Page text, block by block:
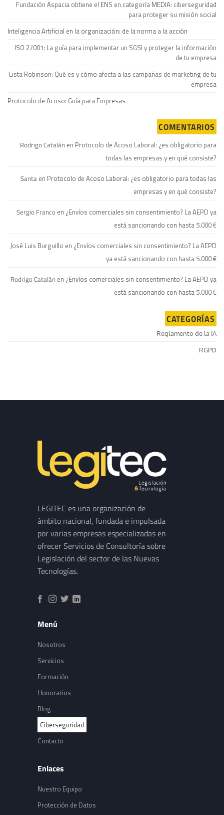
Fundación Aspacia obtiene el ENS en categoría MEDIA: ciberseguridad
para proteger su misión social
Inteligencia Artificial en la organización: de la norma a la acción
ISO 27001: La guía para implementar un SGSI y proteger la información
de tu empresa
Lista Robinson: Qué es y cómo afecta a las campañas de marketing de tu
empresa
Protocolo de Acoso: Guía para Empresas
COMENTARIOS
Rodrigo Catalán en Protocolo de Acoso Laboral: ¿es obligatorio para
todas las empresas y en qué consiste?
Santa en Protocolo de Acoso Laboral: ¿es obligatorio para todas las
empresas y en qué consiste?
Sergio Franco en ¿Envíos comerciales sin consentimiento? La AEPD ya
está sancionando con hasta 5.000 €
José Luis Burguillo en ¿Envíos comerciales sin consentimiento? La AEPD
ya está sancionando con hasta 5.000 €
Rodrigo Catalán en ¿Envíos comerciales sin consentimiento? La AEPD ya
está sancionando con hasta 5.000 €
CATEGORÍAS
Reglamento de la IA
RGPD
LEGITEC es una organización de
ámbito nacional, fundada e impulsada
por varias empresas especializadas en
ofrecer Servicios de Consultoría sobre
Legislación del sector de las Nuevas
Tecnologías.
Menú
Nosotros
Servicios
Formación
Honorarios
Blog
Ciberseguridad
Contacto
Enlaces
Nuestro Equipo
Protección de Datos